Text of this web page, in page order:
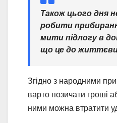
Також цього дня
робити
мити підлогу в
що це до
Згідно з народними
варто позичати гроші
ними можна втратити